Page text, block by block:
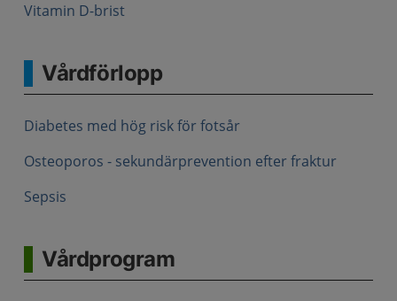
Vitamin D-brist
Vårdförlopp
Diabetes med hög risk för fotsår
Osteoporos - sekundärprevention efter fraktur
Sepsis
Vårdprogram